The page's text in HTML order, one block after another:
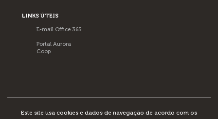
LINKS ÚTEIS
E-mail Office 365
Portal Aurora
Coop
Este site usa cookies e dados de navegação de acordo com os